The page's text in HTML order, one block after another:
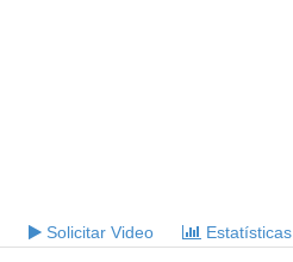
Solicitar Video Estatísticas